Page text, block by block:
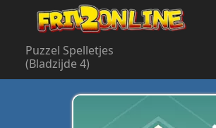
Puzzel Spelletjes
(Bladzijde 4)